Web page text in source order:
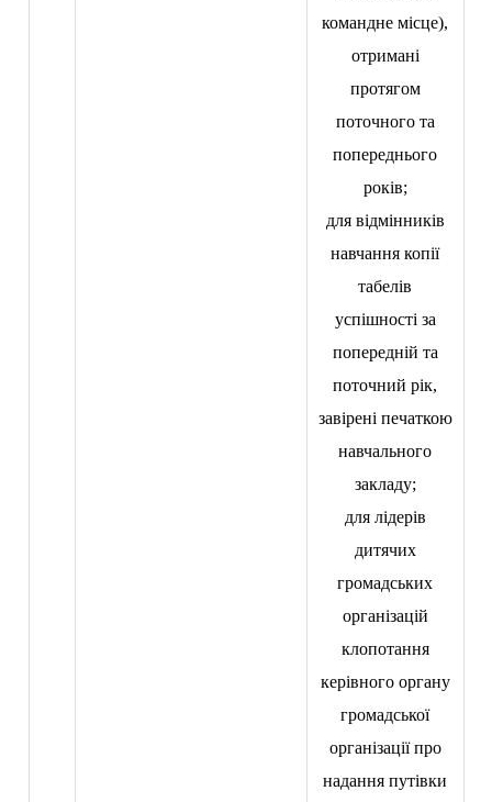
командне місце),
отримані
протягом
поточного та
попереднього
років;
для відмінників
навчання копії
табелів
успішності за
попередній та
поточний рік,
завірені печаткою
навчального
закладу;
для лідерів
дитячих
громадських
організацій
клопотання
керівного органу
громадської
організації про
надання путівки